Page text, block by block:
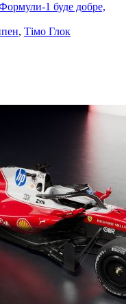
1 буде добре,
, Тімо Глок